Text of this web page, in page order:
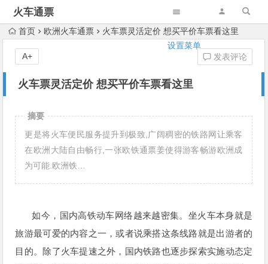
火车通票
设置菜单
首页 欧洲火车通票 火车票灵活定价 想买平价车票看这里
火车票灵活定价 想买平价车票看这里
发表评论
A+
摘要
更是将火车便民服务提升到极致,广阔稠密的铁路网让乘客
在欧洲大陆自由畅行,一张欧铁通票姜使得游客畅游欧洲成
为可能.欧洲铁…
如今，国内高铁动车网络越来越密集。坐火车本身就是
旅游最可爱的内容之一，或者说乘搭这条线路就是出游者的
目的。除了火车提速之外，国内铁路也逐步探索实施动态定